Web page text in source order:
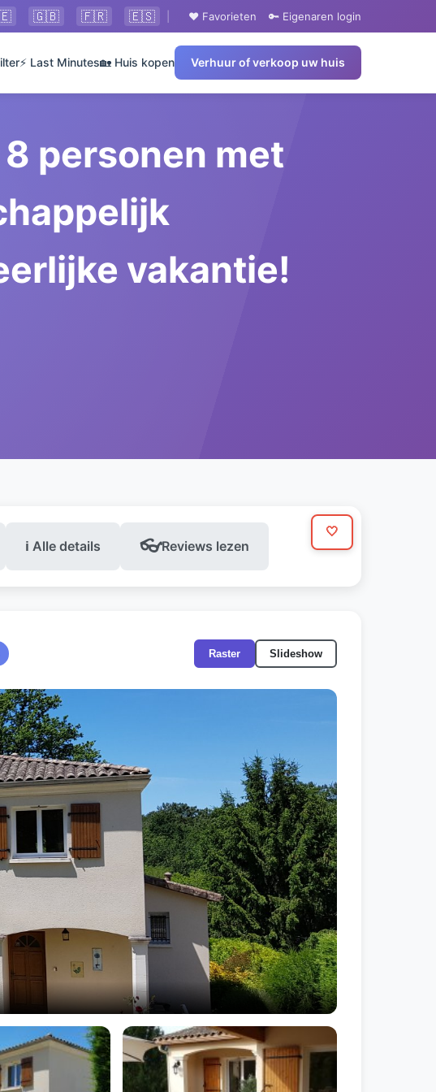
🇬🇧 🇫🇷 🇪🇸 ❤️ Favorieten 🔑 Eigenaren login
⚡ Last Minutes🏡 Huis kopen Verhuur of verkoop uw huis
personen met
vakantie!
ℹ️ Alle details
🤍
👓Reviews lezen
Raster Slideshow